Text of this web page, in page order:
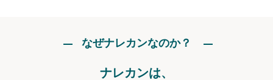
なぜナレカンなのか？
ナレカンは、